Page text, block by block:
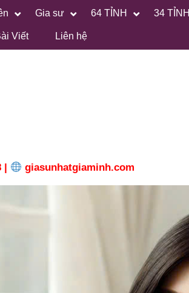
Gia sư 64 TỈNH 34 TỈNH
Viết Liên hệ
|
giasunhatgiaminh.com